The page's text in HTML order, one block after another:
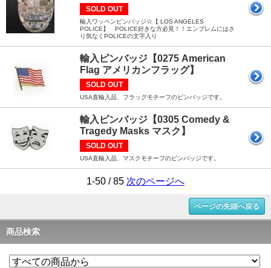
SOLD OUT
輸入ワッペンピンバッジ☆【 LOS ANGELES
POLICE】 POLICE好きな方必見！！エンブレムにはさ
り気なくPOLICEの文字入り
輸入ピンバッジ【0275 American
Flag アメリカンフラッグ】
SOLD OUT
USA直輸入品、フラッグモチーフのピンバッジです。
輸入ピンバッジ【0305 Comedy &
Tragedy Masks マスク】
SOLD OUT
USA直輸入品、マスクモチーフのピンバッジです。
1-50 / 85 次のページへ
ページの先頭へ戻る
商品検索